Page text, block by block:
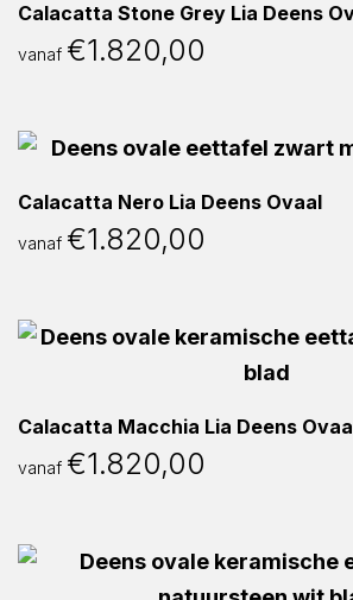
Calacatta Stone Grey Lia Deens
vanaf €1.820,00
Calacatta Nero Lia Deens Ovaal
vanaf €1.820,00
Calacatta Macchia Lia Deens
vanaf €1.820,00